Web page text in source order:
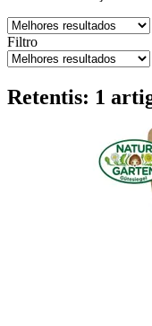
Filtro
Retentis: 1